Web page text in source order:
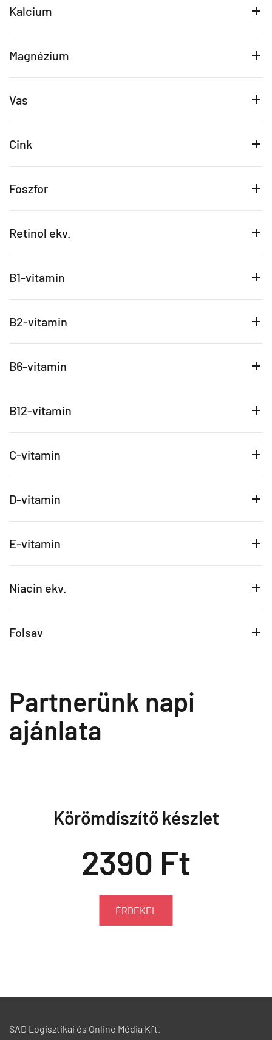
Kalcium
Magnézium
Vas
Cink
Foszfor
Retinol ekv.
B1-vitamin
B2-vitamin
B6-vitamin
B12-vitamin
C-vitamin
D-vitamin
E-vitamin
Niacin ekv.
Folsav
Partnerünk napi
ajánlata
Körömdíszítő készlet
2390 Ft
ÉRDEKEL
SAD Logisztikai és Online Média Kft.